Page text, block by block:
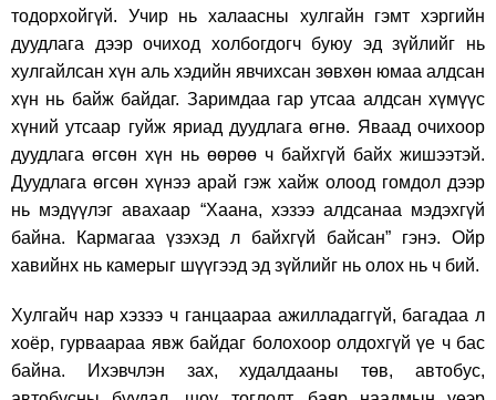
тодорхойгүй. Учир нь халаасны хулгайн гэмт хэргийн
дуудлага дээр очиход холбогдогч буюу эд зүйлийг нь
хулгайлсан хүн аль хэдийн явчихсан зөвхөн юмаа алдсан
хүн нь байж байдаг. Заримдаа гар утсаа алдсан хүмүүс
хүний утсаар гуйж яриад дуудлага өгнө. Яваад очихоор
дуудлага өгсөн хүн нь өөрөө ч байхгүй байх жишээтэй.
Дуудлага өгсөн хүнээ арай гэж хайж олоод гомдол дээр
нь мэдүүлэг авахаар “Хаана, хэзээ алдсанаа мэдэхгүй
байна. Кармагаа үзэхэд л байхгүй байсан” гэнэ. Ойр
хавийнх нь камерыг шүүгээд эд зүйлийг нь олох нь ч бий.
Хулгайч нар хэзээ ч ганцаараа ажилладаггүй, багадаа л
хоёр, гурваараа явж байдаг болохоор олдохгүй үе ч бас
байна. Ихэвчлэн зах, худалдааны төв, автобус,